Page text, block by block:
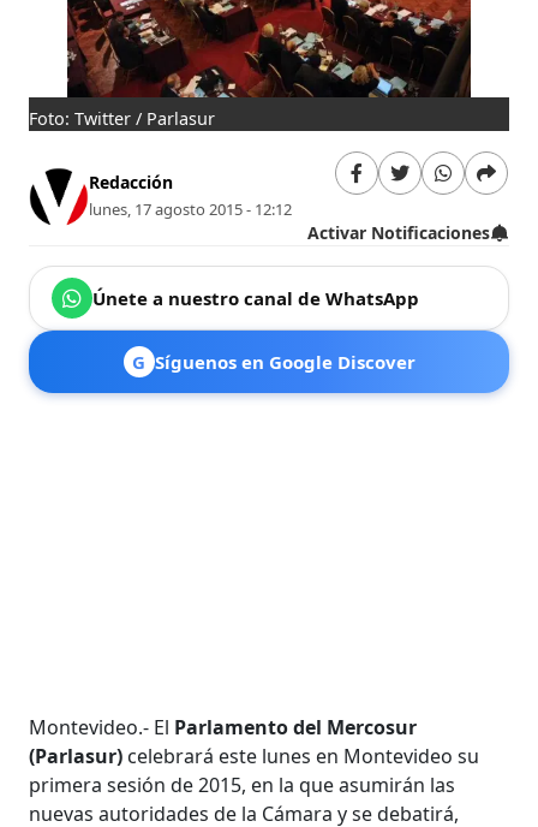
Foto: Twitter / Parlasur
Redacción
lunes, 17 agosto 2015 - 12:12
Activar Notificaciones
Únete a nuestro canal de WhatsApp
G Síguenos en Google Discover
Montevideo.- El Parlamento del Mercosur
(Parlasur) celebrará este lunes en Montevideo su
primera sesión de 2015, en la que asumirán las
nuevas autoridades de la Cámara y se debatirá,